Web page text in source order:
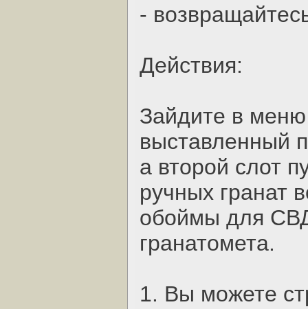
-
Действия:
Зайдите в
выставленный
а второй слот
ручных гранат
обоймы для
гранатомета.
1. Вы можете